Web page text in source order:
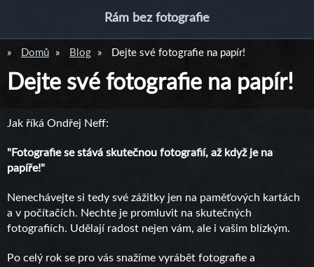
Rám bez fotografie
Domů Blog Dejte své fotografie na papír!
Dejte své fotografie na papír!
Jak říká Ondřej Neff:
"Fotografie se stává skutečnou fotografií, až když je na
papíře!"
Nenechávejte si tedy své zážitky jen na paměťových kartách
a v počítačích. Nechte je promluvit na skutečných
fotografiích. Udělají radost nejen vám, ale i vašim blízkým.
Po celý rok se pro vás snažíme vyrábět fotografie a